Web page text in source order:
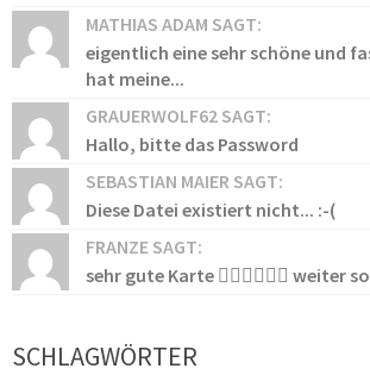
MATHIAS ADAM SAGT:
eigentlich eine sehr schöne und
hat meine...
GRAUERWOLF62 SAGT:
Hallo, bitte das Password
SEBASTIAN MAIER SAGT:
Diese Datei existiert nicht... :-(
FRANZE SAGT:
sehr gute Karte 👍🏻👍🏻👍🏻 weiter
SCHLAGWÖRTER